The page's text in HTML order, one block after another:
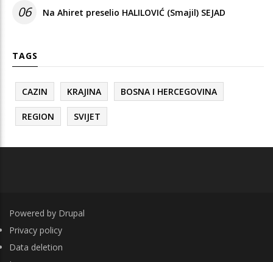
06 Na Ahiret preselio HALILOVIĆ (Smajil) SEJAD
TAGS
CAZIN KRAJINA BOSNA I HERCEGOVINA
REGION SVIJET
Powered by Drupal
FOOTER
Privacy policy
Data deletion